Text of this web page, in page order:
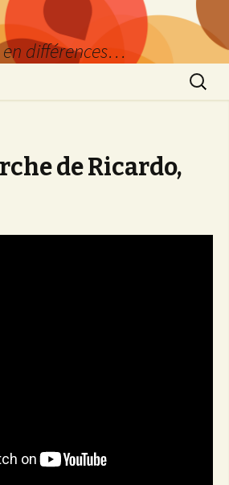
en différences…
de Ricardo,